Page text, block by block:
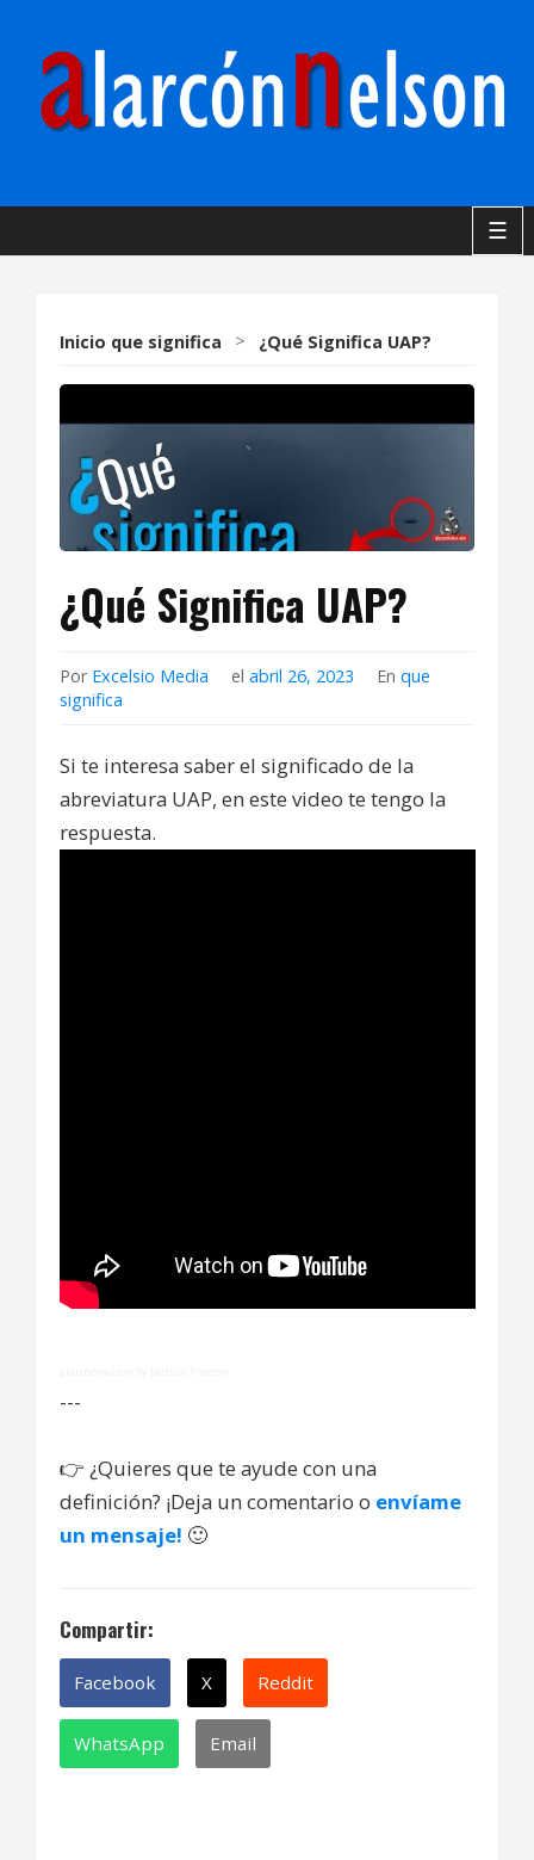
☰
Inicio que significa > ¿Qué Significa UAP?
¿Qué Significa UAP?
Por Excelsio Media elabril 26, 2023 Enque
significa
Si te interesa saber el significado de la
abreviatura UAP, en este video te tengo la
respuesta.
---
👉 ¿Quieres que te ayude con una
definición? ¡Deja un comentario o envíame
un mensaje! 🙂
Compartir:
Facebook X Reddit
WhatsApp Email